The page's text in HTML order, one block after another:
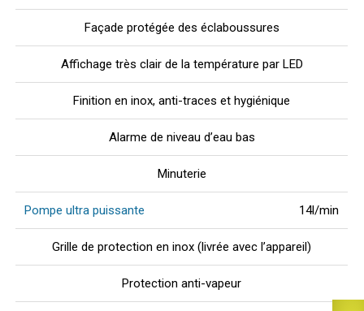
Façade protégée des éclaboussures
Affichage très clair de la température par LED
Finition en inox, anti-traces et hygiénique
Alarme de niveau d’eau bas
Minuterie
Pompe ultra puissante 14l/min
Grille de protection en inox (livrée avec l’appareil)
Protection anti-vapeur